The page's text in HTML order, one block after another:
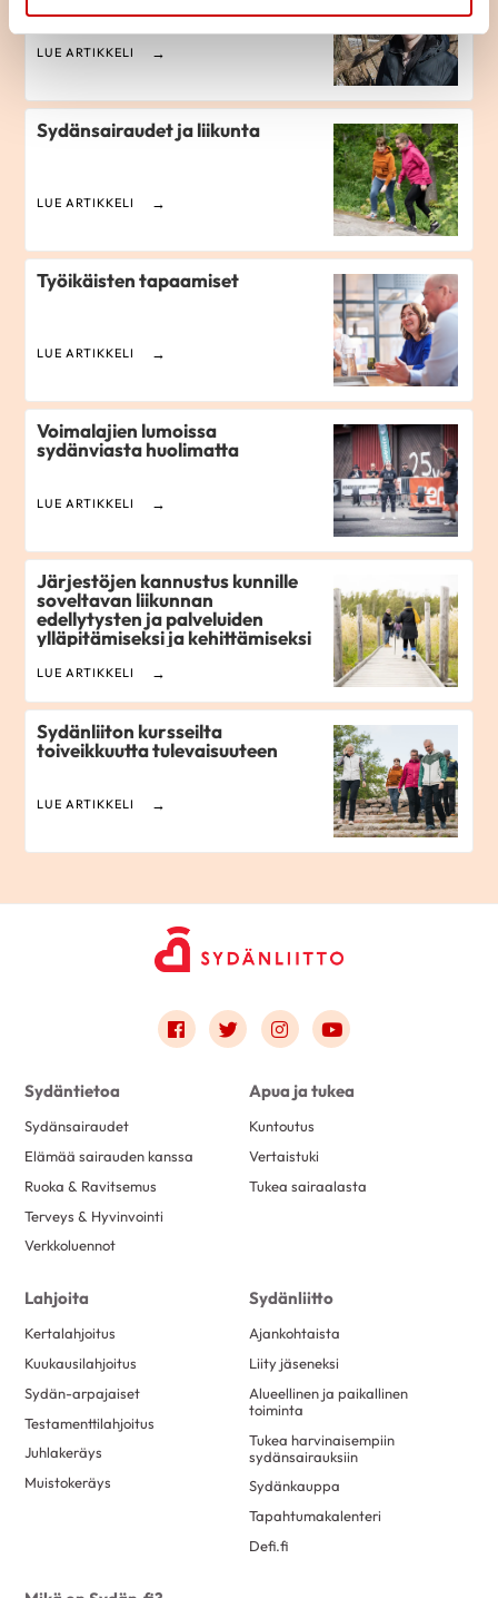
LUE ARTIKKELI
Sydänsairaudet ja liikunta
LUE ARTIKKELI
Työikäisten tapaamiset
LUE ARTIKKELI
Voimalajien lumoissa
sydänviasta huolimatta
LUE ARTIKKELI
Järjestöjen kannustus kunnille
soveltavan liikunnan
edellytysten ja palveluiden
ylläpitämiseksi ja kehittämiseksi
LUE ARTIKKELI
Sydänliiton kursseilta
toiveikkuutta tulevaisuuteen
LUE ARTIKKELI
Link to facebook
Link to twitter
Link to instagram
Link to youtube
Sydäntietoa
Sydänsairaudet
Elämää sairauden kanssa
Ruoka & Ravitsemus
Terveys & Hyvinvointi
Verkkoluennot
Apua ja tukea
Kuntoutus
Vertaistuki
Tukea sairaalasta
Lahjoita
Kertalahjoitus
Kuukausilahjoitus
Sydän-arpajaiset
Testamenttilahjoitus
Juhlakeräys
Muistokeräys
Sydänliitto
Ajankohtaista
Liity jäseneksi
Alueellinen ja paikallinen
toiminta
Tukea harvinaisempiin
sydänsairauksiin
Sydänkauppa
Tapahtumakalenteri
Defi.fi